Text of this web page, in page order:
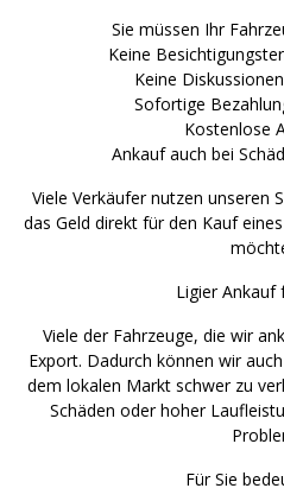
Sie müssen Ihr
Keine
Keine
Sofortige
Kostenlose
Ankauf auch bei
Viele Verkäufer nutzen unseren
das Geld direkt für den Kauf
Ligier Ankauf
Viele der Fahrzeuge, die wir
Export. Dadurch können wir
dem lokalen Markt schwer zu
Schäden oder hoher
Für Sie